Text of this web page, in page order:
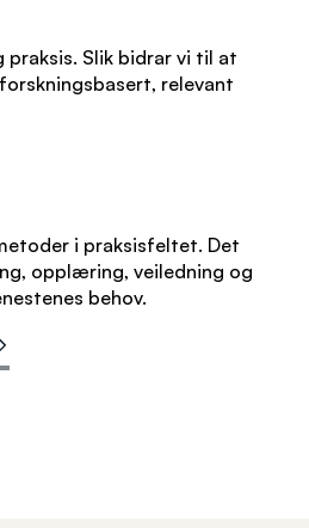
praksis. Slik bidrar vi til at
relevant
i praksisfeltet. Det
opplæring, veiledning og
behov.